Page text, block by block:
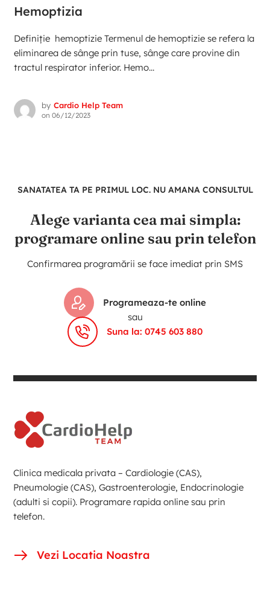
Hemoptizia
Definiție hemoptizie Termenul de hemoptizie se refera la
eliminarea de sânge prin tuse, sânge care provine din
tractul respirator inferior. Hemo...
by Cardio Help Team
on 06/12/2023
SANATATEA TA PE PRIMUL LOC. NU AMANA CONSULTUL
Alege varianta cea mai simpla:
programare online sau prin telefon
Confirmarea programării se face imediat prin SMS
Programeaza-te online
sau
Suna la: 0745 603 880
Clinica medicala privata – Cardiologie (CAS),
Pneumologie (CAS), Gastroenterologie, Endocrinologie
(adulti si copii). Programare rapida online sau prin
telefon.
Vezi Locatia Noastra